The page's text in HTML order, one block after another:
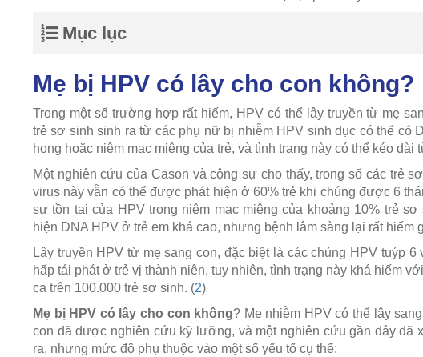
Mục lục
Mẹ bị HPV có lây cho con không?
Trong một số trường hợp rất hiếm, HPV có thể lây truyền từ mẹ
trẻ sơ sinh sinh ra từ các phụ nữ bị nhiễm HPV sinh dục có thể có
họng hoặc niêm mạc miệng của trẻ, và tình trạng này có thể kéo dài
Một nghiên cứu của Cason và cộng sự cho thấy, trong số các trẻ
virus này vẫn có thể được phát hiện ở 60% trẻ khi chúng được 6
sự tồn tại của HPV trong niêm mạc miệng của khoảng 10% trẻ
hiện DNA HPV ở trẻ em khá cao, nhưng bệnh lâm sàng lại rất hiếm
Lây truyền HPV từ mẹ sang con, đặc biệt là các chủng HPV tuýp
hấp tái phát ở trẻ vị thành niên, tuy nhiên, tình trạng này khá hiếm
ca trên 100.000 trẻ sơ sinh. (2)
Mẹ bị HPV có lây cho con không? Mẹ nhiễm HPV có thể lây
con đã được nghiên cứu kỹ lưỡng, và một nghiên cứu gần đây đã
ra, nhưng mức độ phụ thuộc vào một số yếu tố cụ thể: